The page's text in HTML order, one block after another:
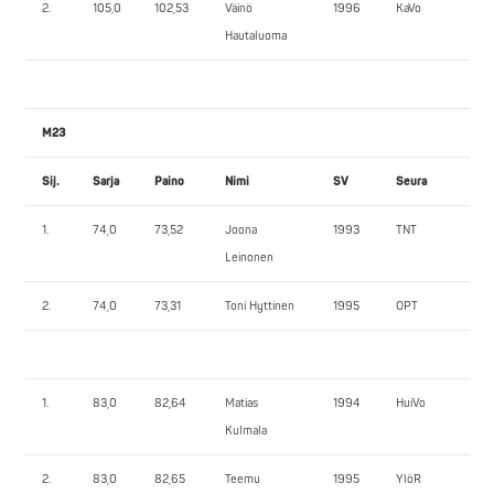
2. 105,0 102,53
Väinö
Hautaluoma
1996 KaVo
M23
Sij. Sarja Paino Nimi SV Seura
1. 74,0 73,52
Joona
Leinonen
1993 TNT
2. 74,0 73,31 Toni Hyttinen 1995 OPT
1. 83,0 82,64
Matias
Kulmala
1994 HuiVo
2. 83,0 82,65
Teemu
1995 YlöR